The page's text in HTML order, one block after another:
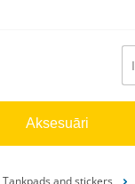
Aksesuāri
Tankpads and stickers